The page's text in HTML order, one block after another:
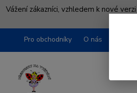
Vážení zákazníci, vzhledem k nové
Pro obchodníky O nás